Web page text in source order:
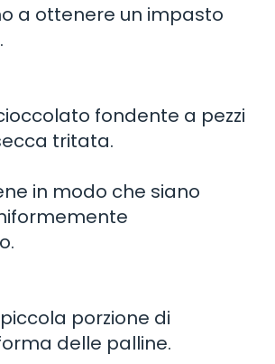
a ottenere un impasto
fondente a pezzi
tritata.
in modo che siano
porzione di
delle palline.